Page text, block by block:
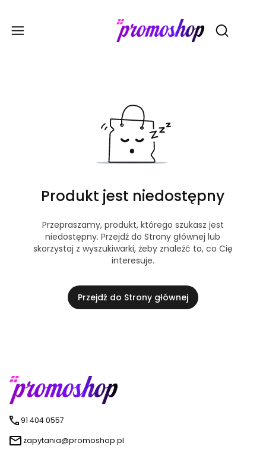
Otwórz
Produkt jest niedostępny
Przepraszamy, produkt, którego szukasz jest
niedostępny. Przejdź do Strony głównej lub
skorzystaj z wyszukiwarki, żeby znaleźć to, co Cię
interesuje.
Przejdź do Strony głównej
91 404 0557
zapytania@promoshop.pl